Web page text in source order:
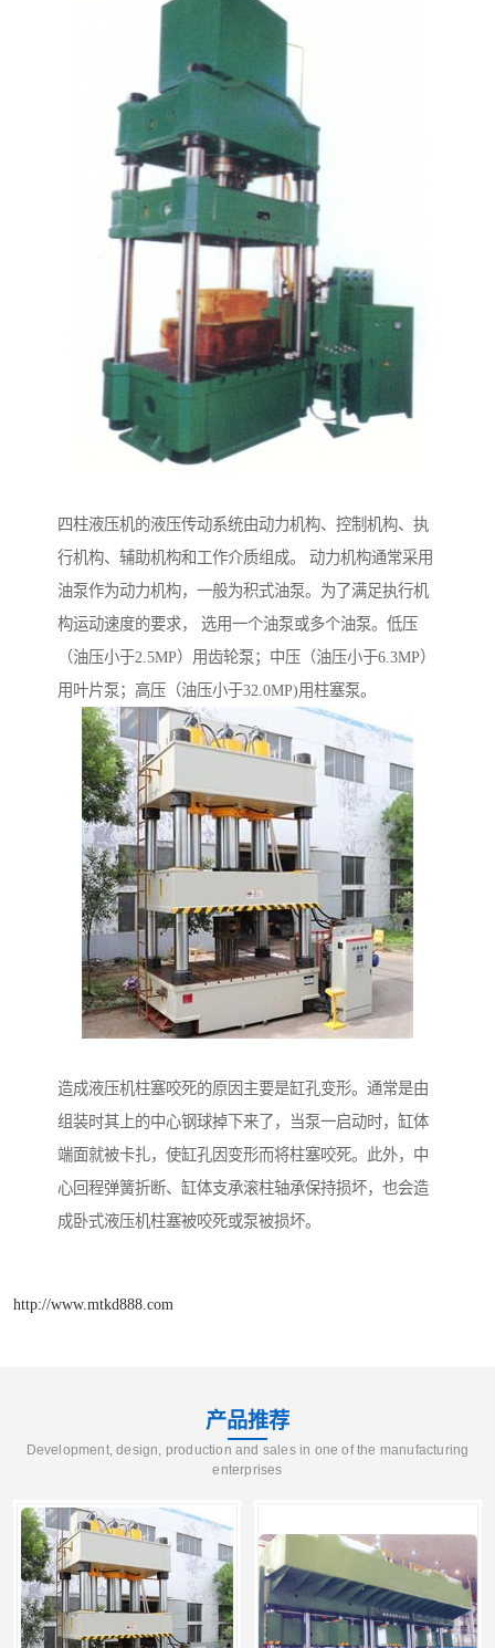
四柱液压机的液压传动系统由动力机构、控制机构、执
行机构、辅助机构和工作介质组成。 动力机构通常采用
油泵作为动力机构，一般为积式油泵。为了满足执行机
构运动速度的要求， 选用一个油泵或多个油泵。低压
（油压小于2.5MP）用齿轮泵；中压（油压小于6.3MP）
用叶片泵；高压（油压小于32.0MP)用柱塞泵。
造成液压机柱塞咬死的原因主要是缸孔变形。通常是由
组装时其上的中心钢球掉下来了，当泵一启动时，缸体
端面就被卡扎，使缸孔因变形而将柱塞咬死。此外，中
心回程弹簧折断、缸体支承滚柱轴承保持损坏，也会造
成卧式液压机柱塞被咬死或泵被损坏。
http://www.mtkd888.com
产品推荐
Development, design, production and sales in one of the manufacturing
enterprises